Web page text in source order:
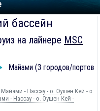
бассейн
на лайнере MSC
Майами (3 городов/портов
Майами - Нассау - о. Оушен Кей - о.
- Нассау - о. Оушен Кей -